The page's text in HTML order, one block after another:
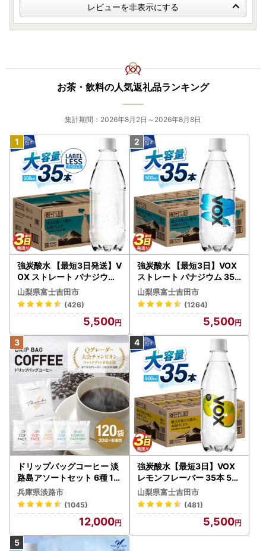
平日8時30分～17時15分※祝祭日・特定休業期間を除く
※封筒に『ワンストップ特例申請書 在中』の記入をお願いし
ます
いたします。
瀬戸市ふるさと納税サポート室
TEL：050-8893-9304
Mail：seto@steamship.co.jp
受付時間：平日9:00-17:00
※土曜日・日曜日・祝日および年末年始は閉庁しておりま
【個人情報の取り扱いについて】
お寄せいただいた個人情報は、寄附金の受付、入金及び返礼
品発送に係る確認・連絡、各種お問い合わせ、寄附の使い道
のお知らせの広報等に利用するものであり、それ以外の目的
で使用するものではありません。返礼品発送に関して、必要
最低限の範囲において返礼品取扱い事業者に通知します。
レビューを非表示にする
お茶・飲料の人気返礼品ランキング
集計期間：2026年8月2日～2026年8月8日
強炭酸水 【最短3日発送】V
OX ストレート バナジウム
強炭酸水 35本 500ml ラベ
ルレス【富士吉田市限定カ
ートン】 炭酸
山梨県富士吉田市
(426)
5,500
強炭酸水 【最短3日】VOX
ストレート バナジウム 35
本 500ml 【富士吉田市限
定カートン】炭酸
山梨県富士吉田市
(1264)
5,500
ドリップバッグコーヒー 淡
路島アソートセット 6種 12
0袋 飲み比べ コーヒー
兵庫県淡路市
(1045)
12,000
強炭酸水【最短3日】VOX
レモンフレーバー 35本 50
0ml 【富士吉田市限定カー
トン】炭酸
山梨県富士吉田市
(481)
5,500